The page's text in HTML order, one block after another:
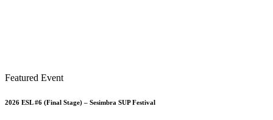
Featured Event
2026 ESL #6 (Final Stage) – Sesimbra SUP Festival